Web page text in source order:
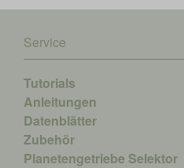
Service
Tutorials
Anleitungen
Datenblätter
Zubehör
Planetengetriebe Selektor